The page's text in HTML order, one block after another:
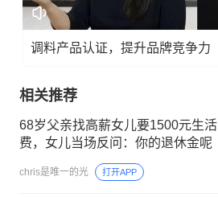
调料产品认证，提升品牌竞争力
相关推荐
68岁父亲找高薪女儿要1500元生活
费，女儿当场反问：你的退休金呢
chris是唯一的光 打开APP